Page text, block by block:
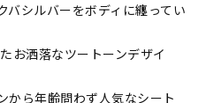
バシルバーをボディに纏ってい
お洒落なツートーンデザイ
から年齢問わず人気なシート